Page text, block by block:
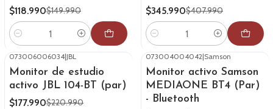
$118.990$149.990
Cantidad
$345.990$407.990
Cantidad
073006006034|JBL
Monitor de estudio
activo JBL 104-BT (par)
$177.990$220.990
073004004042|Samson
Monitor activo Samson
MEDIAONE BT4 (Par)
- Bluetooth